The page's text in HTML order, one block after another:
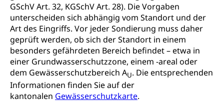
GSchV Art. 32, KGSchV Art. 28). Die Vorgaben
unterscheiden sich abhängig vom Standort und der
Art des Eingriffs. Vor jeder Sondierung muss daher
geprüft werden, ob sich der Standort in einem
besonders gefährdeten Bereich befindet – etwa in
einer Grundwasserschutzzone, einem -areal oder
dem Gewässerschutzbereich AU. Die entsprechenden
Informationen finden Sie auf der
kantonalen Gewässerschutzkarte.
Krankenkasse
Krankenversicherung (WAS Luzern)
Prämienverbilligung (WAS Luzern)
Obligatorische Krankenversicherung (WAS
Luzern)
Kranken- und Unfallversicherung
Lebensmittelsicherheit
sichere Lebensmittel, Lebensmittelkontrolle,
Lebensmittelhygiene, Produktesicherheit
Trinkwasser
Lebensmittel
Prävention
Gesundheitsvorsorge, Wellness, Unfallverhütung,